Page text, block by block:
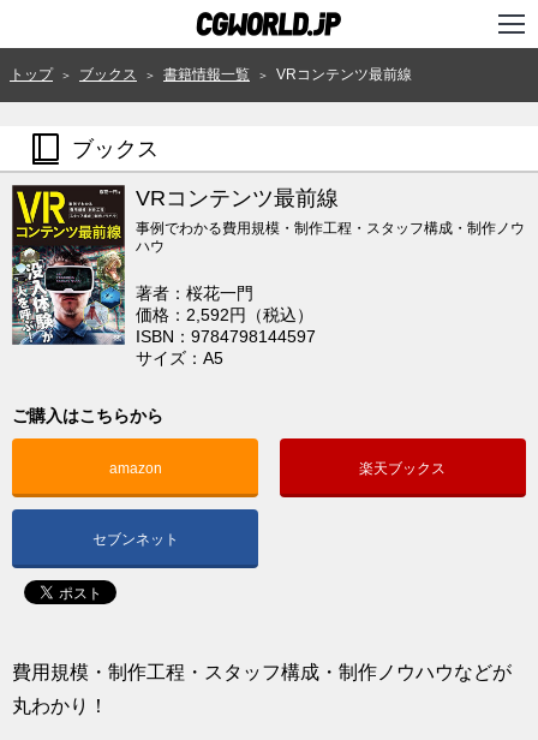
TOP
ニュース
特集
連載
用語辞典
講座
クリエイターズID
求人
トップ ＞ ブックス ＞ 書籍情報一覧 ＞ VRコンテンツ最前線
ブックス
VRコンテンツ最前線
事例でわかる費用規模・制作工程・スタッフ構成・制作ノウ
ハウ
著者：桜花一門
価格：2,592円（税込）
ISBN：9784798144597
サイズ：A5
ご購入はこちらから
amazon 楽天ブックス
セブンネット
費用規模・制作工程・スタッフ構成・制作ノウハウなどが
丸わかり！